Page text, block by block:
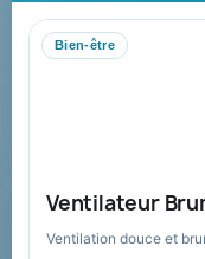
Bien-être
Ventilateur
Ventilation douce et
collectivités et
Mandat administratif
Nouveautés